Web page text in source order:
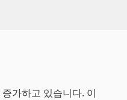
가하고 있습니다. 이